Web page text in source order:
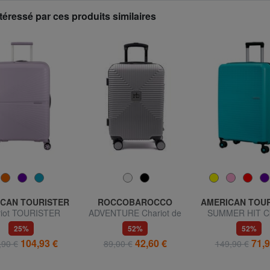
par ces produits similaires
TOURISTER
TOURISTER
AIRCONIC,
moyenne, léger
25%
€ 104,93 €
ROCCOBAROCCO
ADVENTURE Chariot de
taille moyenne
52%
89,00 € 42,60 €
AMERICAN
SUMMER HIT
moyen
52%
149,90 €